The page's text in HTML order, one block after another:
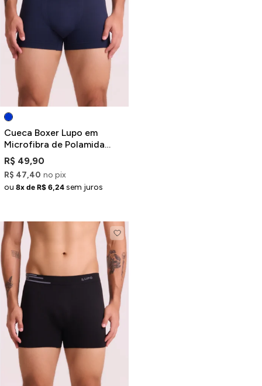
Cueca Boxer Lupo em
Microfibra de Polamida
Azul Marinho
R$ 49,90
R$ 47,40 no pix
ou 8x de R$ 6,24 sem juros